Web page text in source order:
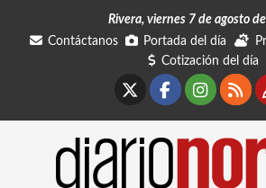
Rivera, viernes 7 de agosto
Contáctanos
Portada del día
Cotización del día
Facebook
RSS